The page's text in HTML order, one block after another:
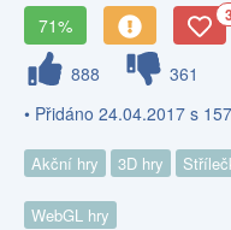
71% 3
888
361
• Přidáno 24.04.2017 s
Akční hry 3D hry
WebGL hry